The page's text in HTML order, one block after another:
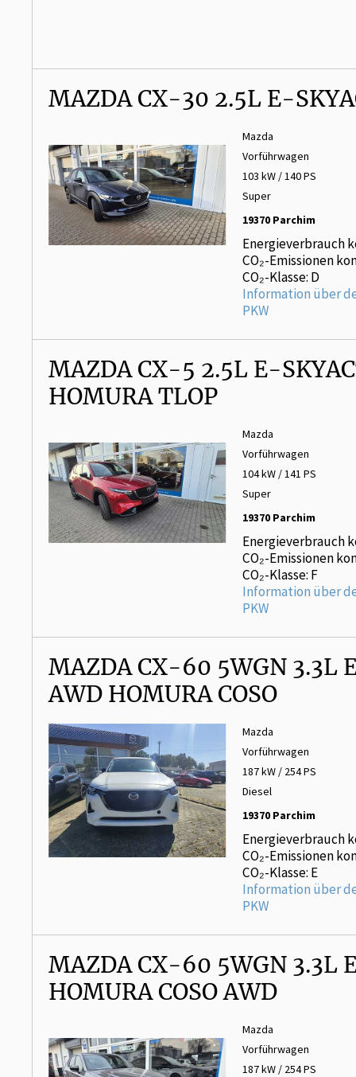
MAZDA CX-30 2.5L E-
Mazda
Vorführwagen
103 kW / 140 PS
Super
19370 Parchim
Energieverbrauch
CO₂-Emissionen
CO₂-Klasse: D
Information über
PKW
MAZDA CX-5 2.5L E-
HOMURA TLOP
Mazda
Vorführwagen
104 kW / 141 PS
Super
19370 Parchim
Energieverbrauch
CO₂-Emissionen
CO₂-Klasse: F
Information über
PKW
MAZDA CX-60 5WGN 3.3L
AWD HOMURA COSO
Mazda
Vorführwagen
187 kW / 254 PS
Diesel
19370 Parchim
Energieverbrauch
CO₂-Emissionen
CO₂-Klasse: E
Information über
PKW
MAZDA CX-60 5WGN 3.3L
HOMURA COSO AWD
Mazda
Vorführwagen
187 kW / 254 PS